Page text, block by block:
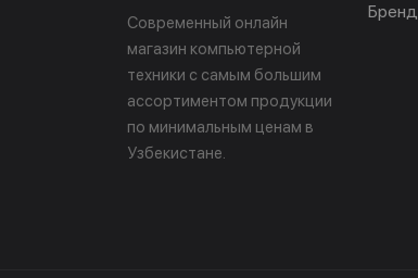
Современный онлайн
магазин компьютерной
техники с самым большим
ассортиментом продукции
по минимальным ценам в
Узбекистане.